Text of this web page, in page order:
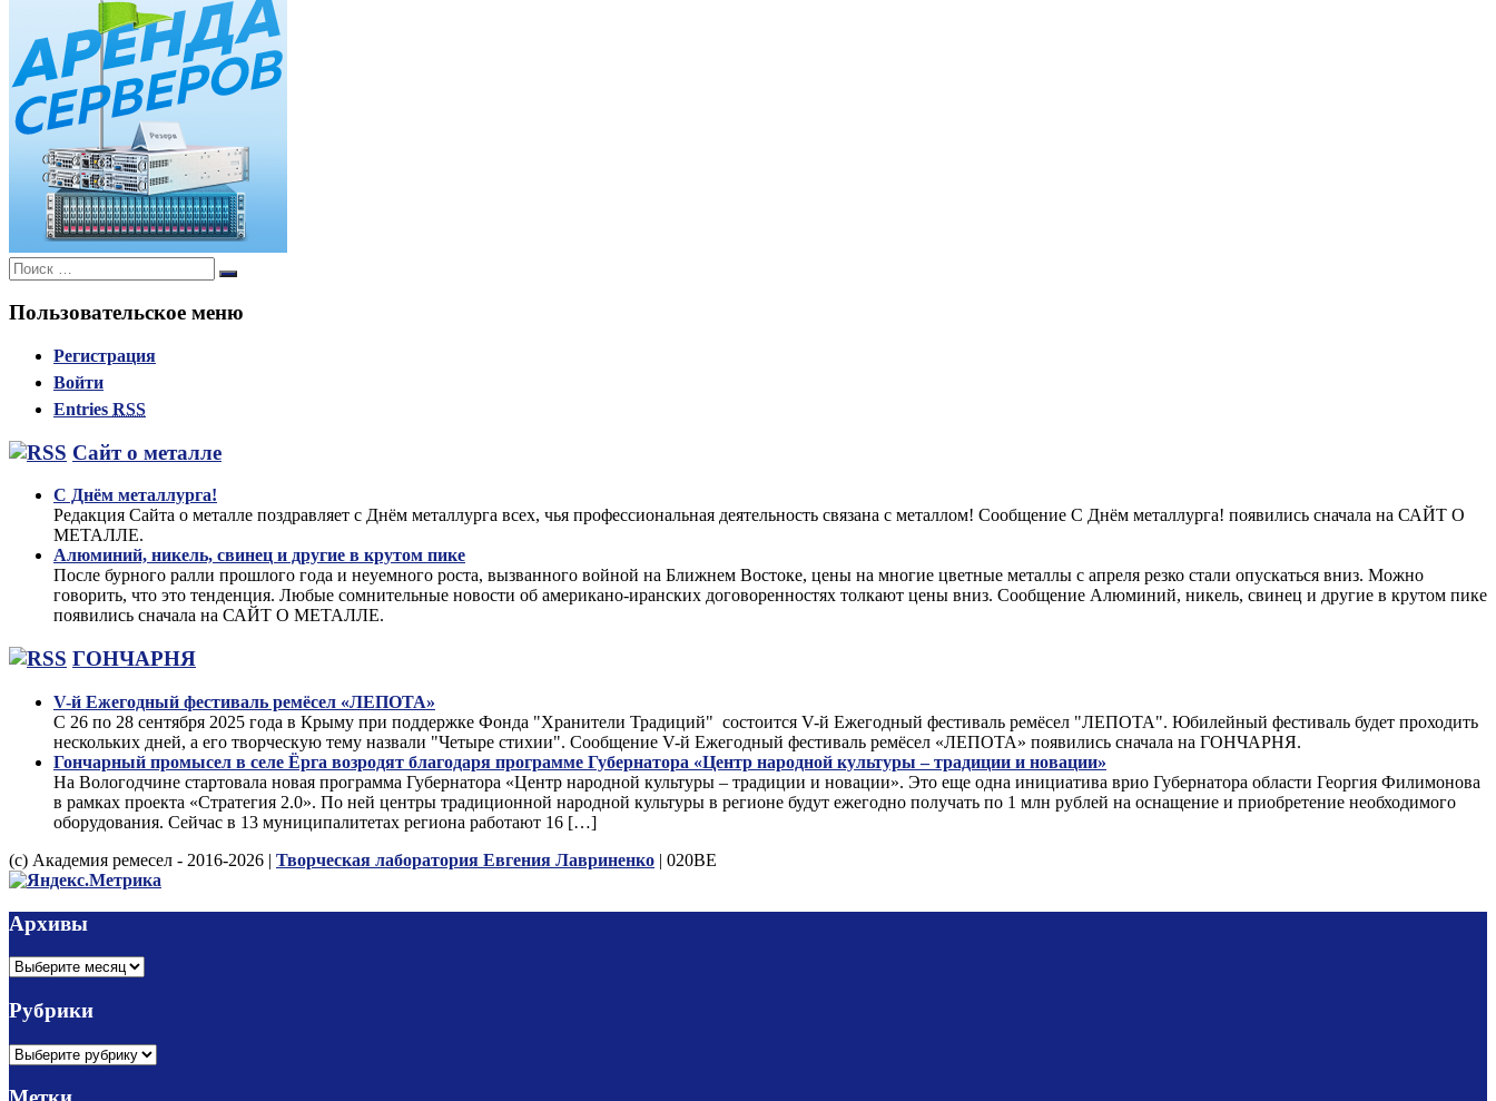
Поиск:
Поиск
Пользовательское меню
Регистрация
Войти
Entries RSS
Сайт о металле
С Днём металлурга!
Редакция Сайта о металле поздравляет с Днём металлурга всех, чья профессиональная деятельность связана с металлом! Сообщение С Днём металлурга! появились сначала на САЙТ О
МЕТАЛЛЕ.
Алюминий, никель, свинец и другие в крутом пике
После бурного ралли прошлого года и неуемного роста, вызванного войной на Ближнем Востоке, цены на многие цветные металлы с апреля резко стали опускаться вниз. Можно
говорить, что это тенденция. Любые сомнительные новости об американо-иранских договоренностях толкают цены вниз. Сообщение Алюминий, никель, свинец и другие в крутом пике
появились сначала на САЙТ О МЕТАЛЛЕ.
ГОНЧАРНЯ
V-й Ежегодный фестиваль ремёсел «ЛЕПОТА»
С 26 по 28 сентября 2025 года в Крыму при поддержке Фонда "Хранители Традиций" состоится V-й Ежегодный фестиваль ремёсел "ЛЕПОТА". Юбилейный фестиваль будет проходить
нескольких дней, а его творческую тему назвали "Четыре стихии". Сообщение V-й Ежегодный фестиваль ремёсел «ЛЕПОТА» появились сначала на ГОНЧАРНЯ.
Гончарный промысел в селе Ёрга возродят благодаря программе Губернатора «Центр народной культуры – традиции и новации»
На Вологодчине стартовала новая программа Губернатора «Центр народной культуры – традиции и новации». Это еще одна инициатива врио Губернатора области Георгия Филимонова
в рамках проекта «Стратегия 2.0». По ней центры традиционной народной культуры в регионе будут ежегодно получать по 1 млн рублей на оснащение и приобретение необходимого
оборудования. Сейчас в 13 муниципалитетах региона работают 16 […]
(с) Академия ремесел - 2016-2026 | Творческая лаборатория Евгения Лавриненко | 020BE
Архивы
Архивы
Рубрики
Рубрики